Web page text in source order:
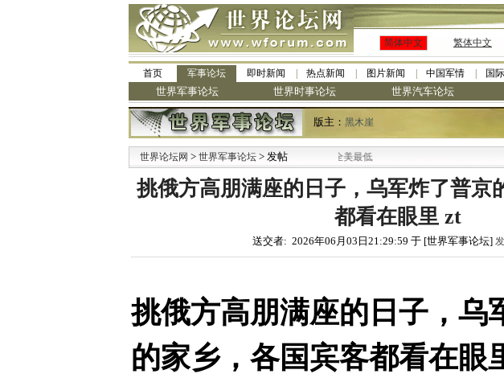
简体中文 繁体中文
首页 军事论坛 即时新闻 热点新闻 图片新闻 中国军情 国
世界军事论坛 世界时事论坛 世界汽车论坛
版主： 黑木崖
世界论坛网 > 世界军事论坛 > 发帖
挑俄方高朋满座的日子，乌军炸了普京
都看在眼里 zt
送交者: 2026年06月03日21:29:59 于 [世界军事论坛]
挑俄方高朋满座的日子，乌
的家乡，各国宾客都看在眼